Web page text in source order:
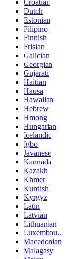
Croatian
Dutch
Estonian
Filipino
Finnish
Frisian
Galician
Georgian
Gujarati
Haitian
Hausa
Hawaiian
Hebrew
Hmong
Hungarian
Icelandic
Igbo
Javanese
Kannada
Kazakh
Khmer
Kurdish
Kyrgyz
Latin
Latvian
Lithuanian
Luxembou..
Macedonian
Malagasy